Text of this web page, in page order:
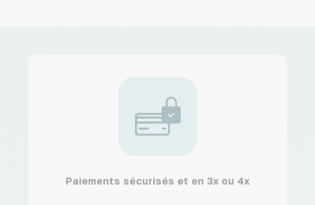
Paiements sécurisés et en 3x ou 4x